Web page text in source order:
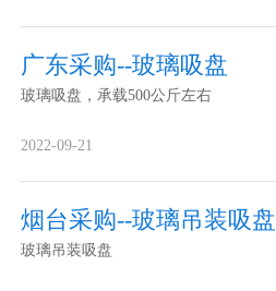
广东采购--玻璃吸盘
玻璃吸盘，承载500公斤左右
2022-09-21
烟台采购--玻璃吊装吸盘
玻璃吊装吸盘